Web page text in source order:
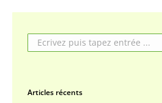
Search:
Articles récents